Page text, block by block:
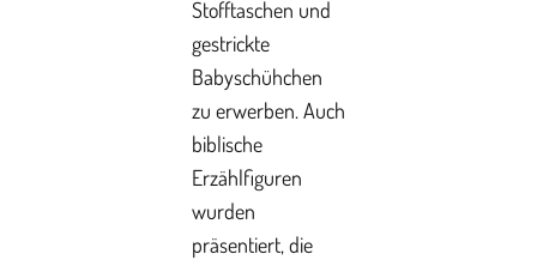
Stofftaschen und
gestrickte
Babyschühchen
zu erwerben. Auch
biblische
Erzählfiguren
wurden
präsentiert, die